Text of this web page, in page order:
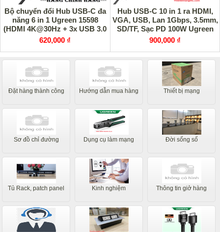
Bộ chuyển đổi Hub USB-C đa
năng 6 in 1 Ugreen 15598
(HDMI 4K@30Hz + 3x USB 3.0
+ Lan 1Gbps + PD100W)
620,000 ₫
Hub USB-C 10 in 1 ra HDMI,
VGA, USB, Lan 1Gbps, 3.5mm,
SD/TF, Sạc PD 100W Ugreen
15601 cao cấp
900,000 ₫
Đặt hàng thành công Hướng dẫn mua hàng Thiết bị mạng
Sơ đồ chỉ đường Dụng cụ làm mạng Đời sống số
Tủ Rack, patch panel Kinh nghiệm Thông tin giở hàng